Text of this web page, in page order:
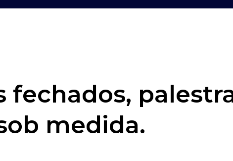
fechados,
medida.